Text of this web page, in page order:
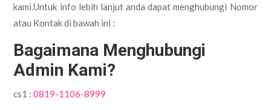
kami.Untuk info lebih lanjut anda dapat menghubungi Nomor
atau Kontak di bawah ini :
Bagaimana Menghubungi
Admin Kami?
cs1 :0819-1106-8999